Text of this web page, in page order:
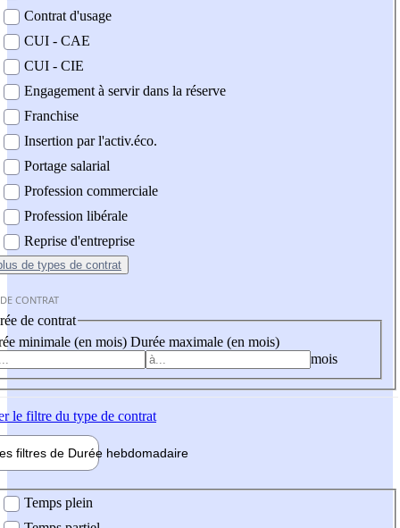
Contrat d'usage
CUI - CAE
CUI - CIE
Engagement à servir dans la réserve
Franchise
Insertion par l'activ.éco.
Portage salarial
Profession commerciale
Profession libérale
Reprise d'entreprise
de types de contrat
CONTRAT
de contrat
minimale (en mois) Durée maximale (en mois)
mois
le filtre du type de contrat
filtres de Durée hebdomadaire
Temps plein